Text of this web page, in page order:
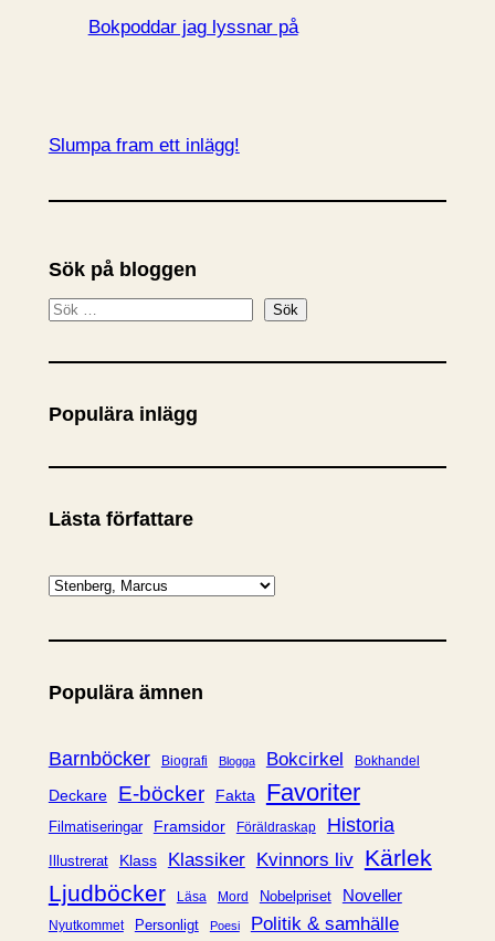
Bokpoddar jag lyssnar på
Slumpa fram ett inlägg!
Sök på bloggen
S
k
Sök
Populära inlägg
Lästa författare
K
t
g
r
Populära ämnen
Barnböcker Biografi Blogga Bokcirkel Bokhandel
Deckare E-böcker Fakta Favoriter
Filmatiseringar Framsidor Föräldraskap Historia
Illustrerat Klass Klassiker Kvinnors liv Kärlek
Ljudböcker
Läsa Mord Nobelpriset Noveller
Nyutkommet Personligt Poesi
Politik & samhälle